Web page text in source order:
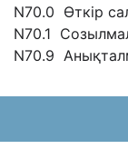
N70.0 Өткір
N70.1
N70.9